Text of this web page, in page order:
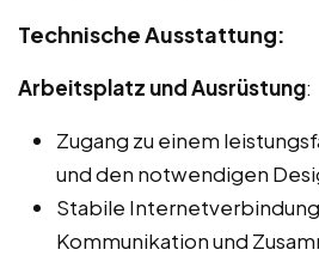
Technische Ausstattung:
Arbeitsplatz und Ausrüstung:
Zugang zu einem
und den notwendigen
Stabile
Kommunikation und